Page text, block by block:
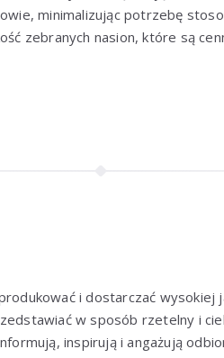
minimalizując potrzebę
zebranych nasion, które są
i dostarczać wysokiej
w sposób rzetelny i
inspirują i angażują